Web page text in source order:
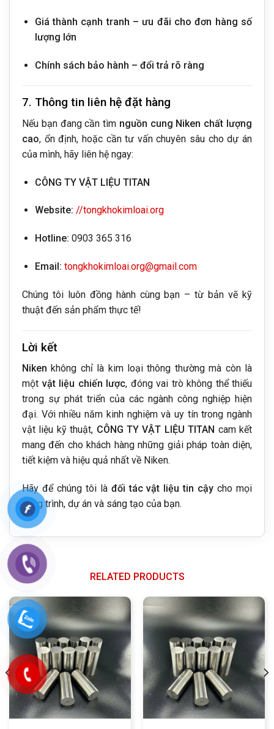
Giá thành cạnh tranh – ưu đãi cho đơn hàng số
lượng lớn
Chính sách bảo hành – đổi trả rõ ràng
7. Thông tin liên hệ đặt hàng
Nếu bạn đang cần tìm nguồn cung Niken chất lượng
cao, ổn định, hoặc cần tư vấn chuyên sâu cho dự án
của mình, hãy liên hệ ngay:
CÔNG TY VẬT LIỆU TITAN
Website: //tongkhokimloai.org
Hotline: 0903 365 316
Email: tongkhokimloai.org@gmail.com
Chúng tôi luôn đồng hành cùng bạn – từ bản vẽ kỹ
thuật đến sản phẩm thực tế!
Lời kết
Niken không chỉ là kim loại thông thường mà còn là
một vật liệu chiến lược, đóng vai trò không thể thiếu
trong sự phát triển của các ngành công nghiệp hiện
đại. Với nhiều năm kinh nghiệm và uy tín trong ngành
vật liệu kỹ thuật, CÔNG TY VẬT LIỆU TITAN cam kết
mang đến cho khách hàng những giải pháp toàn diện,
tiết kiệm và hiệu quả nhất về Niken.
Hãy để chúng tôi là đối tác vật liệu tin cậy cho mọi
công trình, dự án và sáng tạo của bạn.
RELATED PRODUCTS